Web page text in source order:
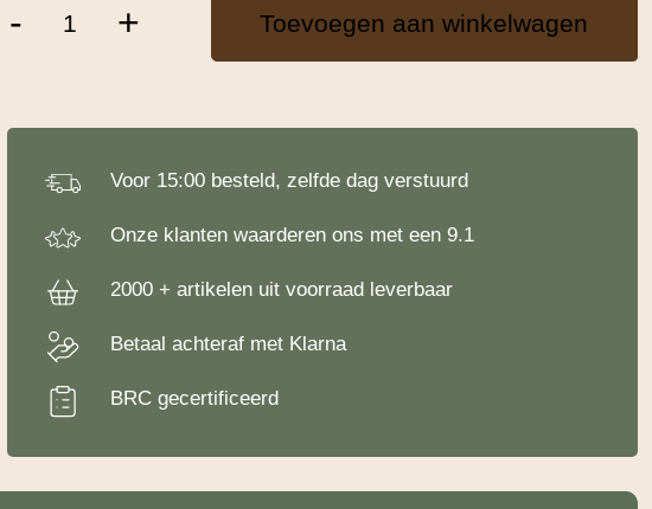
-
Mills
+ Toevoegen aan winkelwagen
Voor 15:00 besteld, zelfde dag verstuurd
Onze klanten waarderen ons met een 9.1
2000 + artikelen uit voorraad leverbaar
Betaal achteraf met Klarna
BRC gecertificeerd